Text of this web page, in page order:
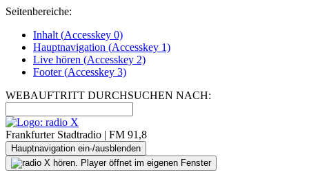
Seitenbereiche:
Inhalt (Accesskey 0)
Hauptnavigation (Accesskey 1)
Live hören (Accesskey 2)
Footer(Accesskey 3)
WEBAUFTRITT DURCHSUCHEN NACH:
Frankfurter Stadtradio | FM 91,8
Hauptnavigation ein-/ausblenden